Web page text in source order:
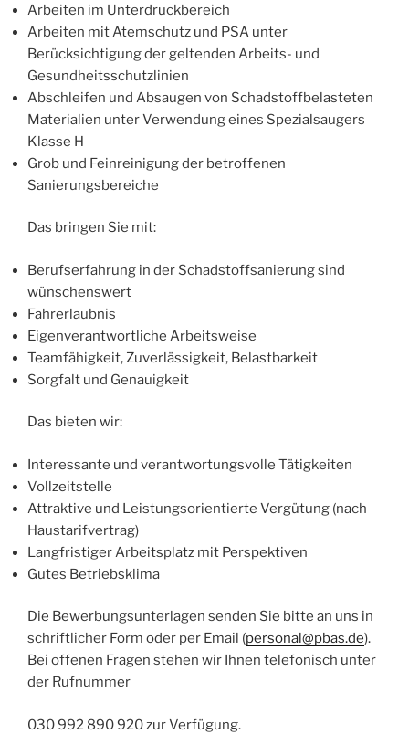
Arbeiten im Unterdruckbereich
Arbeiten mit Atemschutz und PSA unter
Berücksichtigung der geltenden Arbeits- und
Gesundheitsschutzlinien
Abschleifen und Absaugen von Schadstoffbelasteten
Materialien unter Verwendung eines Spezialsaugers
Klasse H
Grob und Feinreinigung der betroffenen
Sanierungsbereiche
Das bringen Sie mit:
Berufserfahrung in der Schadstoffsanierung sind
wünschenswert
Fahrerlaubnis
Eigenverantwortliche Arbeitsweise
Teamfähigkeit, Zuverlässigkeit, Belastbarkeit
Sorgfalt und Genauigkeit
Das bieten wir:
Interessante und verantwortungsvolle Tätigkeiten
Vollzeitstelle
Attraktive und Leistungsorientierte Vergütung (nach
Haustarifvertrag)
Langfristiger Arbeitsplatz mit Perspektiven
Gutes Betriebsklima
Die Bewerbungsunterlagen senden Sie bitte an uns in
schriftlicher Form oder per Email (personal@pbas.de).
Bei offenen Fragen stehen wir Ihnen telefonisch unter
der Rufnummer
030 992 890 920 zur Verfügung.